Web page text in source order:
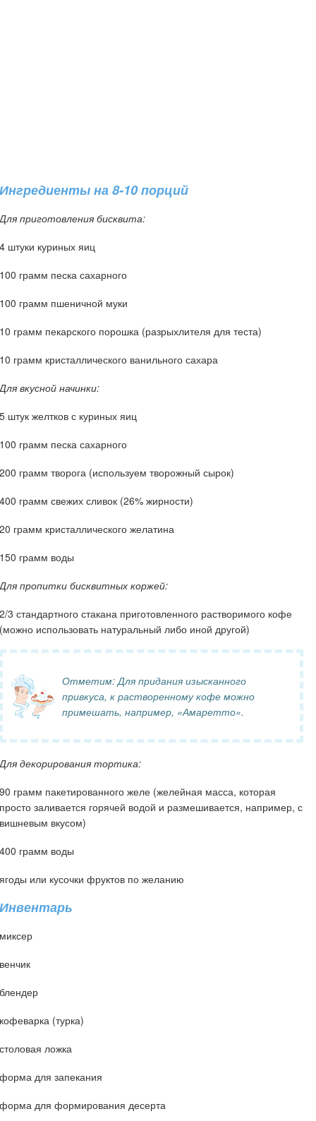
Ингредиенты на 8-10 порций
Для приготовления бисквита:
4 штуки куриных яиц
100 грамм песка сахарного
100 грамм пшеничной муки
10 грамм пекарского порошка (разрыхлителя для теста)
10 грамм кристаллического ванильного сахара
Для вкусной начинки:
5 штук желтков с куриных яиц
100 грамм песка сахарного
200 грамм творога (используем творожный сырок)
400 грамм свежих сливок (26% жирности)
20 грамм кристаллического желатина
150 грамм воды
Для пропитки бисквитных коржей:
2/3 стандартного стакана приготовленного растворимого кофе
(можно использовать натуральный либо иной другой)
Отметим:Для придания изысканного
привкуса, к растворенному кофе можно
примешать, например, «Амаретто».
Для декорирования тортика:
90 грамм пакетированного желе (желейная масса, которая
просто заливается горячей водой и размешивается, например, с
вишневым вкусом)
400 грамм воды
ягоды или кусочки фруктов по желанию
Инвентарь
миксер
венчик
блендер
кофеварка (турка)
столовая ложка
форма для запекания
форма для формирования десерта